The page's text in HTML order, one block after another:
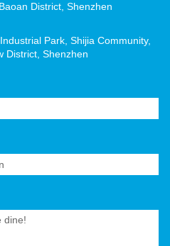
District, Shenzhen
Park, Shijia Community,
District, Shenzhen